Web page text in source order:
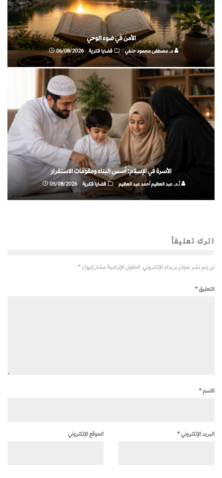
الأمن في ضوء الوحي
د. مصطفى محمود حنفي قضايا فكرية 06/08/2026
الأسرة في الإسلام: أسس البناء ومقومات الاستقرار
أ.د. عبد العظيم أحمد عبد العظيم قضايا فكرية 05/08/2026
اترك تعليقاً
لن يتم نشر عنوان بريدك الإلكتروني. الحقول الإلزامية مشار إليها بـ*
التعليق*
الاسم*
البريد الإلكتروني* الموقع الإلكتروني